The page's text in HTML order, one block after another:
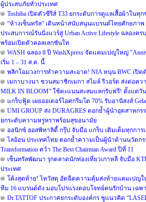
ผู้ประสบภัยทั่วประเทศ
Toshiba เปิดตัวซีรีส์ T33 ยกระดับการดูแลเสื้อผ้าในทุ
“ห้างเซ็นทรัล” เดินหน้าสนับสนุนแบรนด์ไทยศักยภา
ประสบการณ์รันนิ่งแวร์สู่ Urban Active Lifestyle ฉลองค
พร้อมเปิดตัวคอลเลกชันให
WASH ฉลอง 8 ปี WashXpress จัดแคมเปญใหญ่
เริ่ม 1 – 31 ส.ค. นี้
พลิกโฉมวงการทำความสะอาด! NIA หนุน BWC เปิด
เมกาบางนา ชวนสมาชิกเมกา สไมล์ รีวอร์ด ส่งต่อค
MILK IN BLOOM” ใช้คะแนนสะสมแลกรับฟรี! ตั้งแต่วั
แกร็บฟู้ด เผยออเดอร์ไอศกรีมโต 70% รับอานิสงส์
UMI GROUP ส่ง DURAGRES ตอกย้ำผู้นำอุตสาหกร
ยกระดับความหรูหราพร้อมสุขอนามัย
ออนิกซ์ ฮอสพิทาลิตี้ กรุ๊ป จับมือ แกร็บ เติมเต็มทุกการ
ไลอ้อน ประเทศไทย ตอกย้ำความเป็นผู้นำด้านนวัตก
Transformation คว้า The Best Chairman Award ปีที่ 11
เซ็นทรัลพัฒนา รุกตลาดนักท่องเที่ยวเกาหลี จับมือ
ประเทศ
โค้งสุดท้าย! ไทวัสดุ อัดฉีดความคุ้มส่งท้ายแคมเปญใ
ทีม 16 แบรนด์ดัง มอบโปรแรงตอบโจทย์คนรักบ้าน เฉพา
Dr.TATTOF ประกาศยกระดับองค์กร ชูแนวคิด